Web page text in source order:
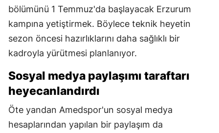
bölümünü 1 Temmuz'da başlayacak Erzurum
kampına yetiştirmek. Böylece teknik heyetin
sezon öncesi hazırlıklarını daha sağlıklı bir
kadroyla yürütmesi planlanıyor.
Sosyal medya paylaşımı taraftarı
heyecanlandırdı
Öte yandan Amedspor'un sosyal medya
hesaplarından yapılan bir paylaşım da